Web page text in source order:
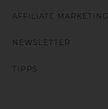
AFFILIATE MARKETING
NEWSLETTER
TIPPS